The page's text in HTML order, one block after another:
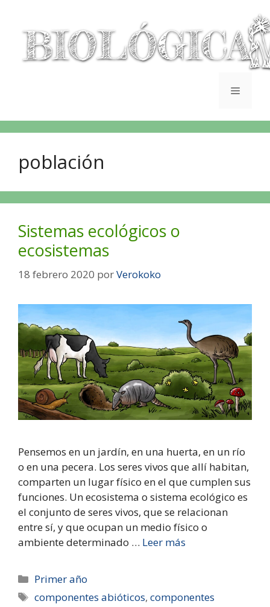
población
Sistemas ecológicos o
ecosistemas
18 febrero 2020 porVerokoko
Pensemos en un jardín, en una huerta, en un río
o en una pecera. Los seres vivos que allí habitan,
comparten un lugar físico en el que cumplen sus
funciones. Un ecosistema o sistema ecológico es
el conjunto de seres vivos, que se relacionan
entre sí, y que ocupan un medio físico o
ambiente determinado … Leer más
Primer año
componentes abióticos,componentes